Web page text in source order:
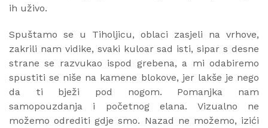
ih uživo.
Spuštamo se u Tiholjicu, oblaci zasjeli na vrhove,
zakrili nam vidike, svaki kuloar sad isti, sipar s desne
strane se razvukao ispod grebena, a mi odabiremo
spustiti se niše na kamene blokove, jer lakše je nego
da ti bježi pod nogom. Pomanjka nam
samopouzdanja i početnog elana. Vizualno ne
možemo odrediti gdje smo. Nazad ne možemo, izići